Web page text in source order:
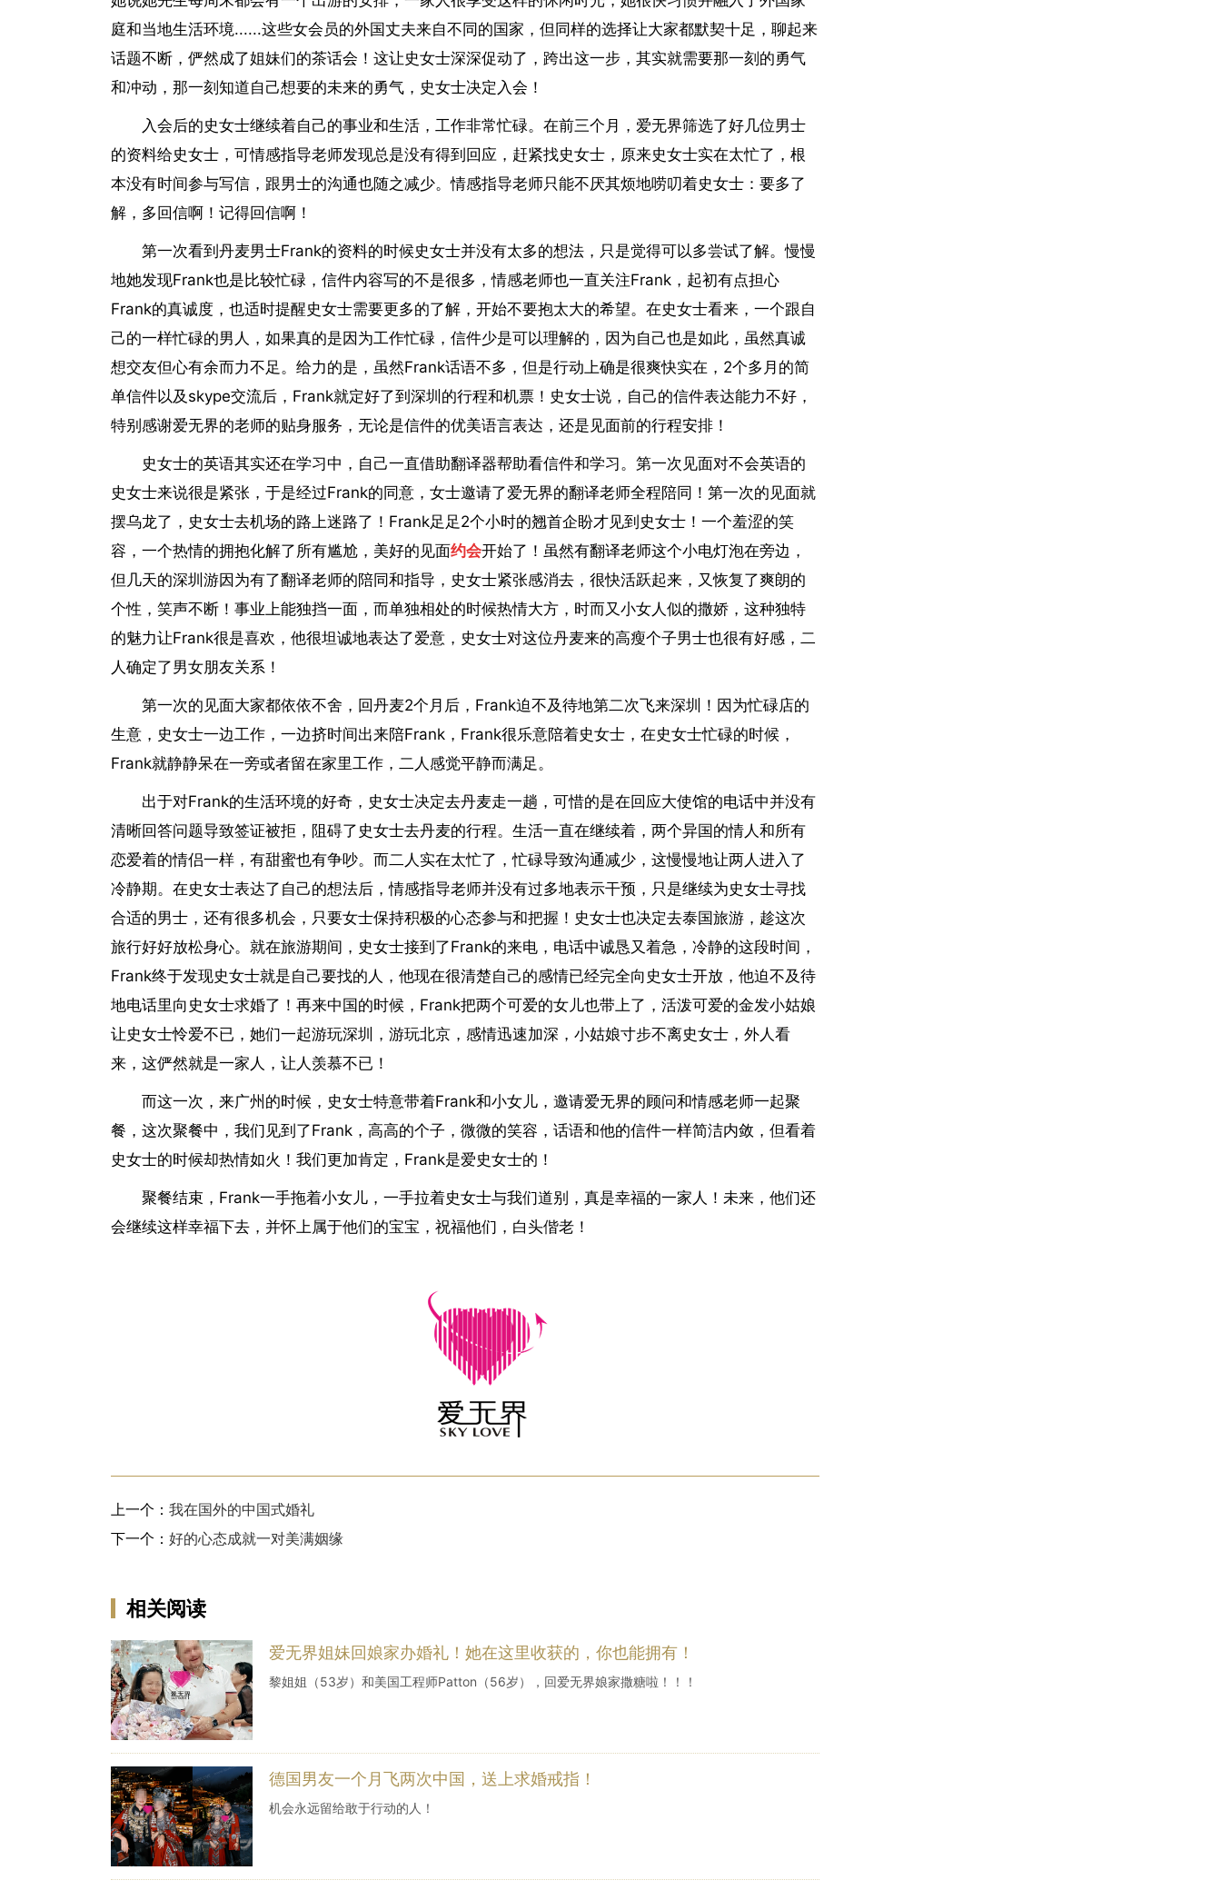
庭和当地生活环境......这些女会员的外国丈夫来自不同的国家，但同样的选择让大家都默契十足，聊起来
话题不断，俨然成了姐妹们的茶话会！这让史女士深深促动了，跨出这一步，其实就需要那一刻的勇气
和冲动，那一刻知道自己想要的未来的勇气，史女士决定入会！
入会后的史女士继续着自己的事业和生活，工作非常忙碌。在前三个月，爱无界筛选了好几位男士
的资料给史女士，可情感指导老师发现总是没有得到回应，赶紧找史女士，原来史女士实在太忙了，根
本没有时间参与写信，跟男士的沟通也随之减少。情感指导老师只能不厌其烦地唠叨着史女士：要多了
解，多回信啊！记得回信啊！
第一次看到丹麦男士Frank的资料的时候史女士并没有太多的想法，只是觉得可以多尝试了解。慢慢
地她发现Frank也是比较忙碌，信件内容写的不是很多，情感老师也一直关注Frank，起初有点担心
Frank的真诚度，也适时提醒史女士需要更多的了解，开始不要抱太大的希望。在史女士看来，一个跟自
己的一样忙碌的男人，如果真的是因为工作忙碌，信件少是可以理解的，因为自己也是如此，虽然真诚
想交友但心有余而力不足。给力的是，虽然Frank话语不多，但是行动上确是很爽快实在，2个多月的简
单信件以及skype交流后，Frank就定好了到深圳的行程和机票！史女士说，自己的信件表达能力不好，
特别感谢爱无界的老师的贴身服务，无论是信件的优美语言表达，还是见面前的行程安排！
史女士的英语其实还在学习中，自己一直借助翻译器帮助看信件和学习。第一次见面对不会英语的
史女士来说很是紧张，于是经过Frank的同意，女士邀请了爱无界的翻译老师全程陪同！第一次的见面就
摆乌龙了，史女士去机场的路上迷路了！Frank足足2个小时的翘首企盼才见到史女士！一个羞涩的笑
容，一个热情的拥抱化解了所有尴尬，美好的见面约会开始了！虽然有翻译老师这个小电灯泡在旁边，
但几天的深圳游因为有了翻译老师的陪同和指导，史女士紧张感消去，很快活跃起来，又恢复了爽朗的
个性，笑声不断！事业上能独挡一面，而单独相处的时候热情大方，时而又小女人似的撒娇，这种独特
的魅力让Frank很是喜欢，他很坦诚地表达了爱意，史女士对这位丹麦来的高瘦个子男士也很有好感，二
人确定了男女朋友关系！
第一次的见面大家都依依不舍，回丹麦2个月后，Frank迫不及待地第二次飞来深圳！因为忙碌店的
生意，史女士一边工作，一边挤时间出来陪Frank，Frank很乐意陪着史女士，在史女士忙碌的时候，
Frank就静静呆在一旁或者留在家里工作，二人感觉平静而满足。
出于对Frank的生活环境的好奇，史女士决定去丹麦走一趟，可惜的是在回应大使馆的电话中并没有
清晰回答问题导致签证被拒，阻碍了史女士去丹麦的行程。生活一直在继续着，两个异国的情人和所有
恋爱着的情侣一样，有甜蜜也有争吵。而二人实在太忙了，忙碌导致沟通减少，这慢慢地让两人进入了
冷静期。在史女士表达了自己的想法后，情感指导老师并没有过多地表示干预，只是继续为史女士寻找
合适的男士，还有很多机会，只要女士保持积极的心态参与和把握！史女士也决定去泰国旅游，趁这次
旅行好好放松身心。就在旅游期间，史女士接到了Frank的来电，电话中诚恳又着急，冷静的这段时间，
Frank终于发现史女士就是自己要找的人，他现在很清楚自己的感情已经完全向史女士开放，他迫不及待
地电话里向史女士求婚了！再来中国的时候，Frank把两个可爱的女儿也带上了，活泼可爱的金发小姑娘
让史女士怜爱不已，她们一起游玩深圳，游玩北京，感情迅速加深，小姑娘寸步不离史女士，外人看
来，这俨然就是一家人，让人羡慕不已！
而这一次，来广州的时候，史女士特意带着Frank和小女儿，邀请爱无界的顾问和情感老师一起聚
餐，这次聚餐中，我们见到了Frank，高高的个子，微微的笑容，话语和他的信件一样简洁内敛，但看着
史女士的时候却热情如火！我们更加肯定，Frank是爱史女士的！
聚餐结束，Frank一手拖着小女儿，一手拉着史女士与我们道别，真是幸福的一家人！未来，他们还
会继续这样幸福下去，并怀上属于他们的宝宝，祝福他们，白头偕老！
上一个： 我在国外的中国式婚礼
下一个： 好的心态成就一对美满姻缘
相关阅读
爱无界姐妹回娘家办婚礼！她在这里收获的，你也能拥有！
黎姐姐（53岁）和美国工程师Patton（56岁），回爱无界娘家撒糖啦！！！
德国男友一个月飞两次中国，送上求婚戒指！
机会永远留给敢于行动的人！